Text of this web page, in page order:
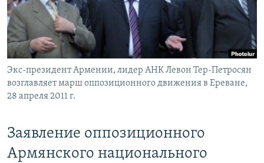
Հայերեն
English
Русский
Все сайты Радио Азатутюн
Экс-президент Армении, лидер АНК Левон Тер-Петросян
возглавляет марш оппозиционного движения в Ереване,
28 апреля 2011 г.
Заявление оппозиционного
Армянского национального